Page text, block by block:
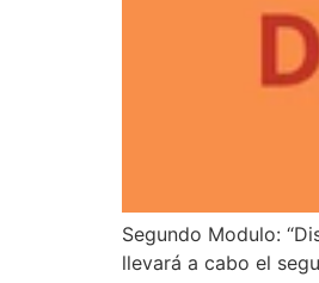
Segundo Modulo:
llevará a cabo el